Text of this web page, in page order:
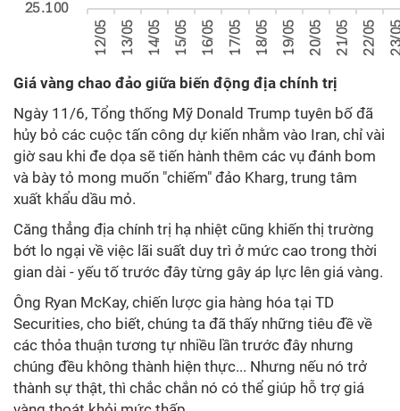
Giá vàng chao đảo giữa biến động địa chính trị
Ngày 11/6, Tổng thống Mỹ Donald Trump tuyên bố đã
hủy bỏ các cuộc tấn công dự kiến ​​nhằm vào Iran, chỉ vài
giờ sau khi đe dọa sẽ tiến hành thêm các vụ đánh bom
và bày tỏ mong muốn "chiếm" đảo Kharg, trung tâm
xuất khẩu dầu mỏ.
Căng thẳng địa chính trị hạ nhiệt cũng khiến thị trường
bớt lo ngại về việc lãi suất duy trì ở mức cao trong thời
gian dài - yếu tố trước đây từng gây áp lực lên giá vàng.
Ông Ryan McKay, chiến lược gia hàng hóa tại TD
Securities, cho biết, chúng ta đã thấy những tiêu đề về
các thỏa thuận tương tự nhiều lần trước đây nhưng
chúng đều không thành hiện thực... Nhưng nếu nó trở
thành sự thật, thì chắc chắn nó có thể giúp hỗ trợ giá